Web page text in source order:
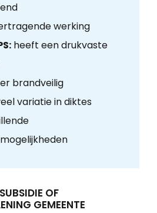
werking
heeft een drukvaste
brandveilig
variatie in diktes
OF
GEMEENTE